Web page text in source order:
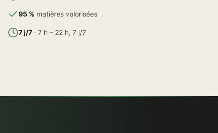
95 % matières valorisées
7 j/7 · 7 h – 22 h, 7 j/7